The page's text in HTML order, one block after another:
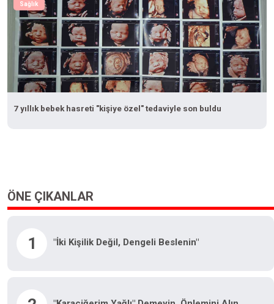
Sağlık
7 yıllık bebek hasreti "kişiye özel" tedaviyle son buldu
ÖNE ÇIKANLAR
1 "İki Kişilik Değil, Dengeli Beslenin"